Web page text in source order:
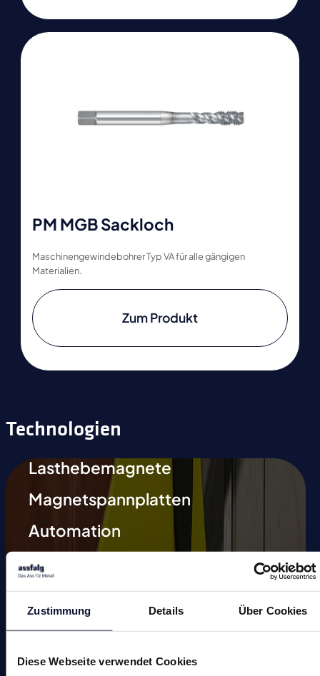
Zustimmung Details Über Cookies
Diese Webseite verwendet Cookies
PM MGB Sackloch
Maschinengewindebohrer Typ VA für alle gängigen
Materialien.
Zum Produkt
Technologien
Lasthebemagnete
Magnetspannplatten
Automation
Magnetische Schweißhilfen
Entmagnetisieren
Magnetische Werkzeuge
Kleinmagnete